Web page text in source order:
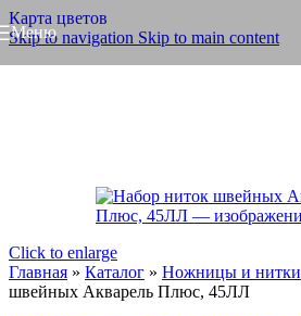
Карта цветов
Skip to navigation Skip to main content
Меню
Click to enlarge
Главная » Каталог » Ножницы и нитки
швейных Акварель Плюс, 45ЛЛ